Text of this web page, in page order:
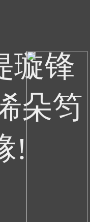
璇锋
朵笉
!